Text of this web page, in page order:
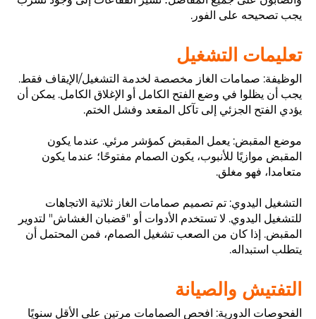
يجب تصحيحه على الفور.
تعليمات التشغيل
الوظيفة: صمامات الغاز مخصصة لخدمة التشغيل/الإيقاف فقط.
يجب أن يظلوا في وضع الفتح الكامل أو الإغلاق الكامل. يمكن أن
يؤدي الفتح الجزئي إلى تآكل المقعد وفشل الختم.
موضع المقبض: يعمل المقبض كمؤشر مرئي. عندما يكون
المقبض موازيًا للأنبوب، يكون الصمام مفتوحًا؛ عندما يكون
متعامدا، فهو مغلق.
التشغيل اليدوي: تم تصميم صمامات الغاز ثلاثية الاتجاهات
للتشغيل اليدوي. لا تستخدم الأدوات أو "قضبان الغشاش" لتدوير
المقبض. إذا كان من الصعب تشغيل الصمام، فمن المحتمل أن
يتطلب استبداله.
التفتيش والصيانة
الفحوصات الدورية: افحص الصمامات مرتين على الأقل سنويًا